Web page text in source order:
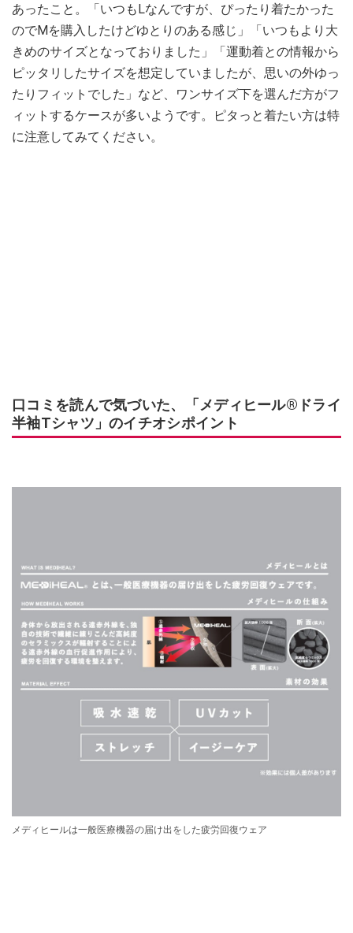
あったこと。「いつもLなんですが、ぴったり着たかった
のでMを購入したけどゆとりのある感じ」「いつもより大
きめのサイズとなっておりました」「運動着との情報から
ピッタリしたサイズを想定していましたが、思いの外ゆっ
たりフィットでした」など、ワンサイズ下を選んだ方がフ
ィットするケースが多いようです。ピタっと着たい方は特
に注意してみてください。
口コミを読んで気づいた、「メディヒール®ドライ
半袖Tシャツ」のイチオシポイント
メディヒールは一般医療機器の届け出をした疲労回復ウェア